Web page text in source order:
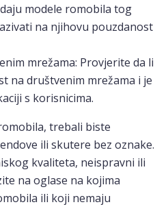
modele romobila tog
na njihovu pouzdanost
mrežama: Provjerite da li
na društvenim mrežama i je
s korisnicima.
trebali biste
ili skutere bez oznake.
kvaliteta, neispravni ili
na oglase na kojima
ili koji nemaju